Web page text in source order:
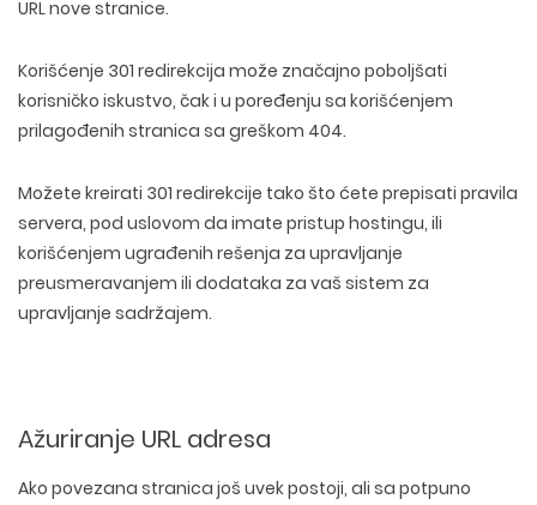
URL nove stranice.
Korišćenje 301 redirekcija može značajno poboljšati
korisničko iskustvo, čak i u poređenju sa korišćenjem
prilagođenih stranica sa greškom 404.
Možete kreirati 301 redirekcije tako što ćete prepisati pravila
servera, pod uslovom da imate pristup hostingu, ili
korišćenjem ugrađenih rešenja za upravljanje
preusmeravanjem ili dodataka za vaš sistem za
upravljanje sadržajem.
Ažuriranje URL adresa
Ako povezana stranica još uvek postoji, ali sa potpuno